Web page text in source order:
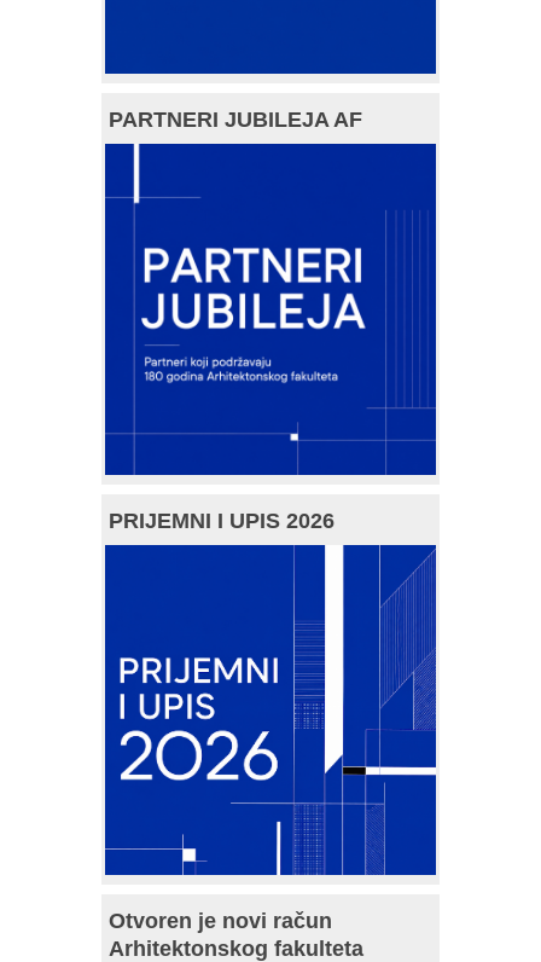
PARTNERI JUBILEJA AF
PRIJEMNI I UPIS 2026
Otvoren je novi račun
Arhitektonskog fakulteta